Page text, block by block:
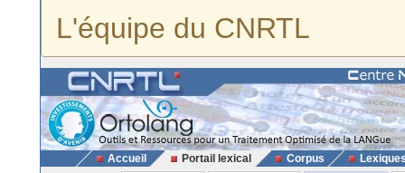
L'équipe du CNRTL
Accueil Portail lexical Corpus